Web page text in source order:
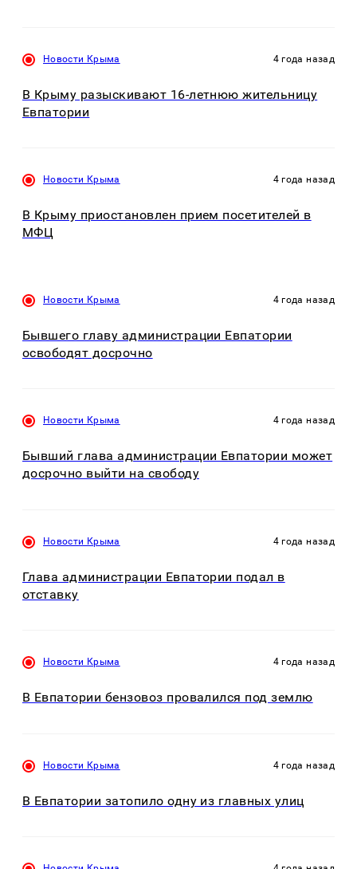
Новости Крыма 4 года назад
В Крыму разыскивают 16-летнюю жительницу
Евпатории
Новости Крыма 4 года назад
В Крыму приостановлен прием посетителей в
МФЦ
Новости Крыма 4 года назад
Бывшего главу администрации Евпатории
освободят досрочно
Новости Крыма 4 года назад
Бывший глава администрации Евпатории может
досрочно выйти на свободу
Новости Крыма 4 года назад
Глава администрации Евпатории подал в
отставку
Новости Крыма 4 года назад
В Евпатории бензовоз провалился под землю
Новости Крыма 4 года назад
В Евпатории затопило одну из главных улиц